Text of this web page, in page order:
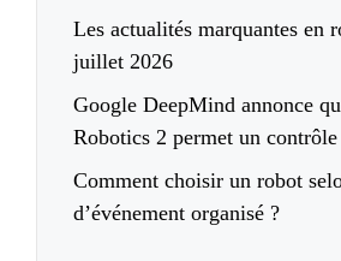
Les actualités marquantes en
juillet 2026
Google DeepMind annonce
Robotics 2 permet un
Comment choisir un robot
d’événement organisé ?